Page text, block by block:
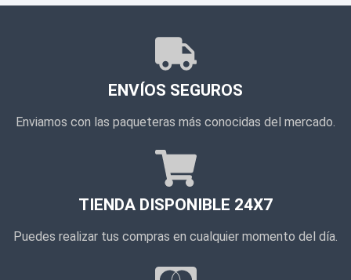
ENVÍOS SEGUROS
Enviamos con las paqueteras más conocidas del mercado.
TIENDA DISPONIBLE 24X7
Puedes realizar tus compras en cualquier momento del día.